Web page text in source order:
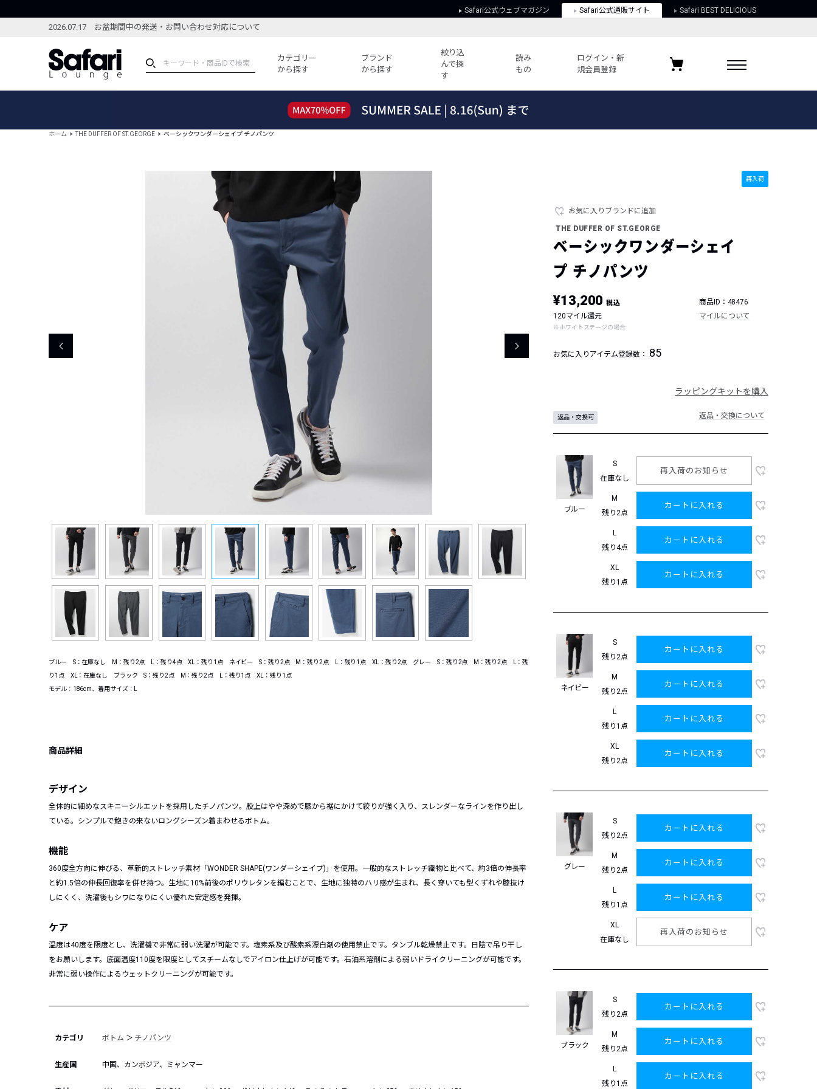
Safari公式ウェブマガジン Safari公式通販サイト Safari BEST DELICIOUS
2026.07.17 お盆期間中の発送・お問い合わせ対応について
カテゴリー
から探す
ブランド
から探す
絞り込
んで探
す
読み
もの
ログイン・新
規会員登録
ブランドから探す
特集記事
コーディネート
編集部のおすすめコーディネート
すべての記事
HOTなコーデ TOP20
新ブランドご紹介！
人気記事ランキング
バイヤーズ レコメンド
フォーカスブランド
セールおすすめアイテム
特定商取引に関する法律
お気に入りブランド
ホーム THE DUFFER OF ST.GEORGE ベーシックワンダーシェイプ チノパンツ
ブルー S：在庫なし M：残り2点 L：残り4点 XL：残り1点 ネイビー S：残り2点 M：残り2点 L：残り1点 XL：残り2点 グレー S：残り2点 M：残り2点 L：残
り1点 XL：在庫なし ブラック S：残り2点 M：残り2点 L：残り1点 XL：残り1点
モデル：186cm、着用サイズ：L
商品詳細
デザイン
全体的に細めなスキニーシルエットを採用したチノパンツ。股上はやや深めで膝から裾にかけて絞りが強く入り、スレンダーなラインを作り出し
ている。シンプルで飽きの来ないロングシーズン着まわせるボトム。
機能
360度全方向に伸びる、革新的ストレッチ素材「WONDER SHAPE(ワンダーシェイプ)」を使用。一般的なストレッチ織物と比べて、約3倍の伸長率
と約1.5倍の伸長回復率を併せ持つ。生地に10%前後のポリウレタンを編むことで、生地に独特のハリ感が生まれ、長く穿いても型くずれや膝抜け
しにくく、洗濯後もシワになりにくい優れた安定感を発揮。
ケア
温度は40度を限度とし、洗濯機で非常に弱い洗濯が可能です。塩素系及び酸素系漂白剤の使用禁止です。タンブル乾燥禁止です。日陰で吊り干し
をお願いします。底面温度110度を限度としてスチームなしでアイロン仕上げが可能です。石油系溶剤による弱いドライクリーニングが可能です。
非常に弱い操作によるウェットクリーニングが可能です。
カテゴリ ボトム ＞ チノパンツ
生産国 中国、カンボジア、ミャンマー
再入荷
お気に入りブランドに追加
THE DUFFER OF ST.GEORGE
ベーシックワンダーシェイ
プ チノパンツ
¥13,200税込
商品ID：48476
120マイル還元
※ホワイトステージの場合
マイルについて
お気に入りアイテム登録数： 85
ラッピングキットを購入
返品・交換可 返品・交換について
ブルー
S
在庫なし
再入荷のお知らせ
M
残り2点
カートに入れる
L
残り4点
カートに入れる
XL
残り1点
カートに入れる
ネイビー
S
残り2点
カートに入れる
M
残り2点
カートに入れる
L
残り1点
カートに入れる
XL
残り2点
カートに入れる
グレー
S
残り2点
カートに入れる
M
残り2点
カートに入れる
L
残り1点
カートに入れる
XL
在庫なし
再入荷のお知らせ
ブラック
S
残り2点
カートに入れる
M
残り2点
カートに入れる
L
残り1点
カートに入れる